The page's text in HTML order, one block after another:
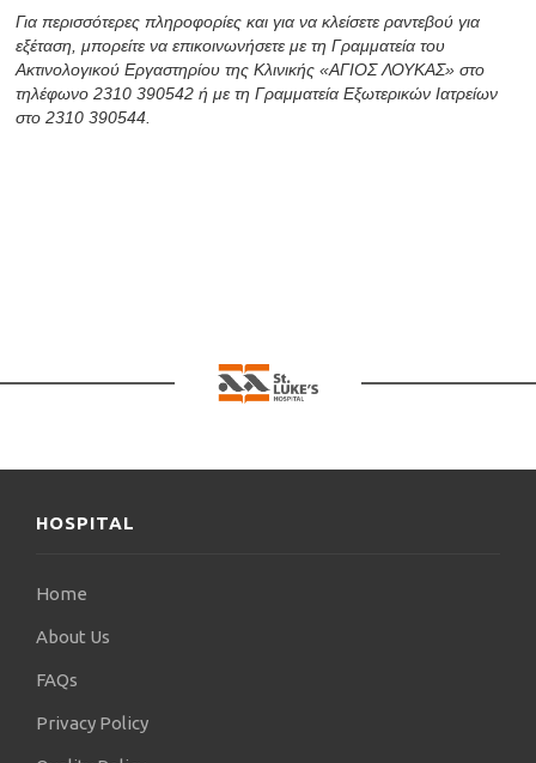
Για περισσότερες πληροφορίες και για να κλείσετε ραντεβού για
εξέταση, μπορείτε να επικοινωνήσετε με τη Γραμματεία του
Ακτινολογικού Εργαστηρίου της Κλινικής «ΑΓΙΟΣ ΛΟΥΚΑΣ» στο
τηλέφωνο 2310 390542 ή με τη Γραμματεία Εξωτερικών Ιατρείων
στο 2310 390544.
HOSPITAL
Home
About Us
FAQs
Privacy Policy